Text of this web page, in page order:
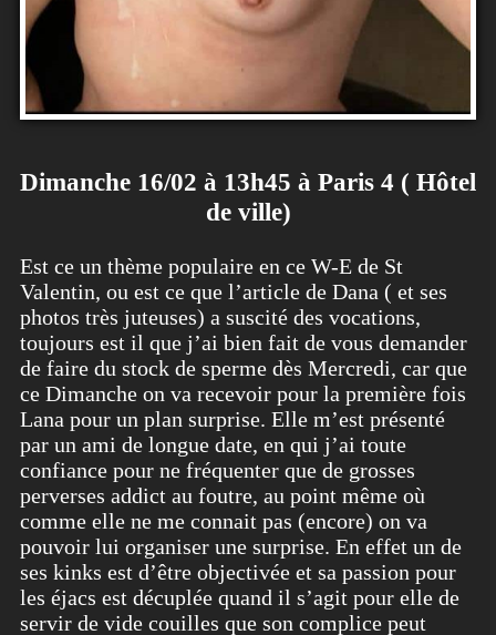
Dimanche 16/02 à 13h45 à Paris 4 ( Hôtel
de ville)
Est ce un thème populaire en ce W-E de St
Valentin, ou est ce que l’article de Dana ( et ses
photos très juteuses) a suscité des vocations,
toujours est il que j’ai bien fait de vous demander
de faire du stock de sperme dès Mercredi, car que
ce Dimanche on va recevoir pour la première fois
Lana pour un plan surprise. Elle m’est présenté
par un ami de longue date, en qui j’ai toute
confiance pour ne fréquenter que de grosses
perverses addict au foutre, au point même où
comme elle ne me connait pas (encore) on va
pouvoir lui organiser une surprise. En effet un de
ses kinks est d’être objectivée et sa passion pour
les éjacs est décuplée quand il s’agit pour elle de
servir de vide couilles que son complice peut